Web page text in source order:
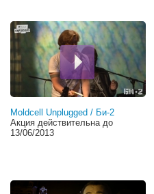
Moldcell Unplugged / Би-2
Акция действительна до
13/06/2013